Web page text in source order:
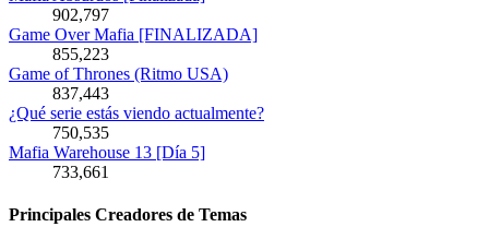
902,797
Game Over Mafia [FINALIZADA]
855,223
Game of Thrones (Ritmo USA)
837,443
¿Qué serie estás viendo actualmente?
750,535
Mafia Warehouse 13 [Día 5]
733,661
Principales Creadores de Temas